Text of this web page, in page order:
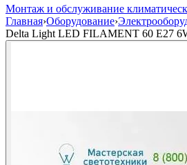
Монтаж и обслуживание
Главная›Оборудование›
Delta Light LED FILAMENT 60 E27